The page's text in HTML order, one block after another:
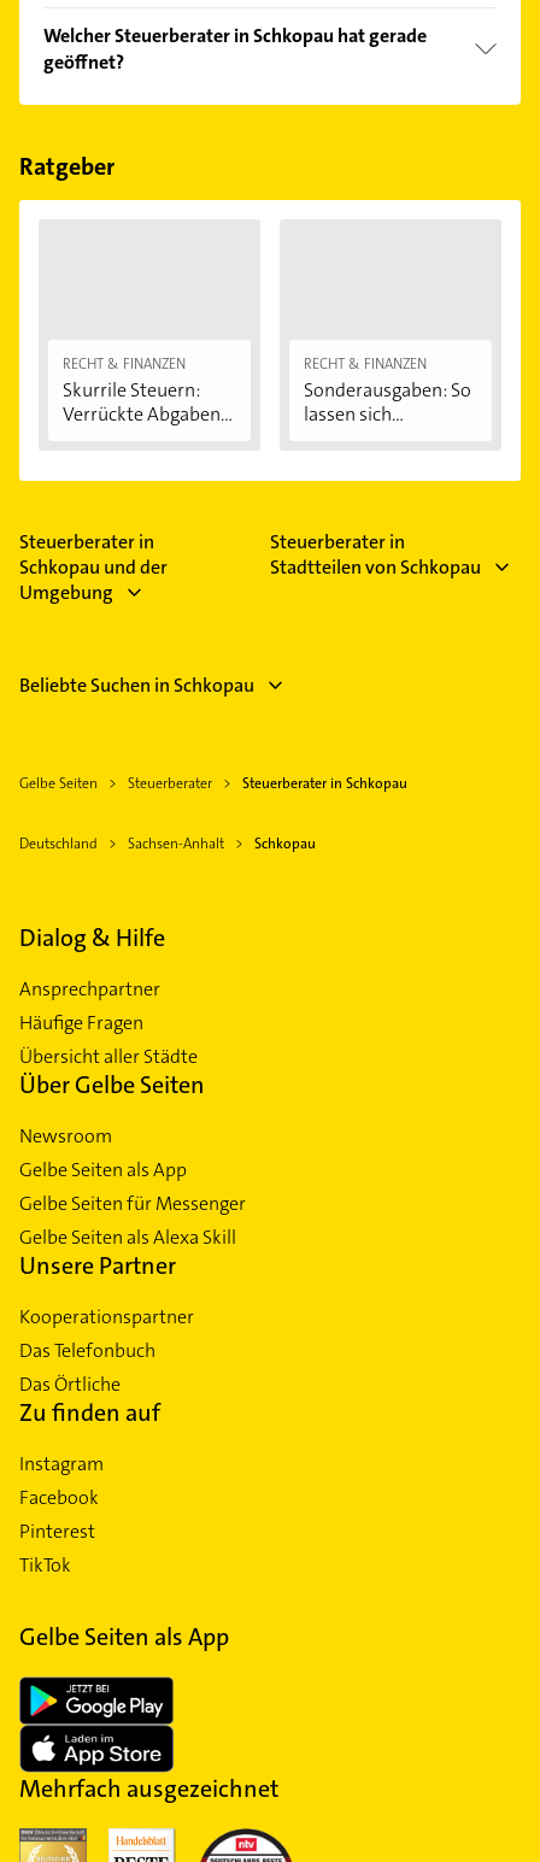
Kundenmeinungen und profitieren Sie von den
Empfehlungen. Die Suchergebnisse können Sie sich
einfach nachBewertungensortiert anzeigen lassen.
Welcher Steuerberater in Schkopau hat gerade
geöffnet?
Im Anbieter-Bereich finden Sie alleÖffnungszeiten.
Feiertagen abweichen können.
Ratgeber
RECHT & FINANZEN
Skurrile Steuern:
Verrückte Abgaben...
RECHT & FINANZEN
Sonderausgaben: So
lassen sich...
Steuerberater in
Schkopau und der
Umgebung
Steuerberater in
Stadtteilen von Schkopau
Beliebte Suchen in Schkopau
Gelbe Seiten Steuerberater Steuerberater in Schkopau
Deutschland Sachsen-Anhalt Schkopau
Dialog & Hilfe
Ansprechpartner
Häufige Fragen
Übersicht aller Städte
Über Gelbe Seiten
Newsroom
Gelbe Seiten als App
Gelbe Seiten für Messenger
Gelbe Seiten als Alexa Skill
Unsere Partner
Kooperationspartner
Das Telefonbuch
Das Örtliche
Zu finden auf
Instagram
Facebook
Pinterest
TikTok
Gelbe Seiten als App
Mehrfach ausgezeichnet